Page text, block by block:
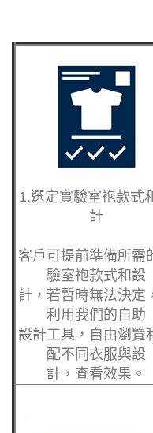
1.選定實驗室袍款式
計
客戶可提前準備所需
驗室袍款式和設
計，若暫時無法決定
利用我們的自助
設計工具，自由瀏覽
配不同衣服與設
計，查看效果。